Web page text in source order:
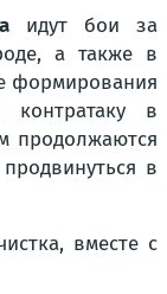
идут бои за
а также в
формирования
контратаку в
продолжаются
в
вместе с